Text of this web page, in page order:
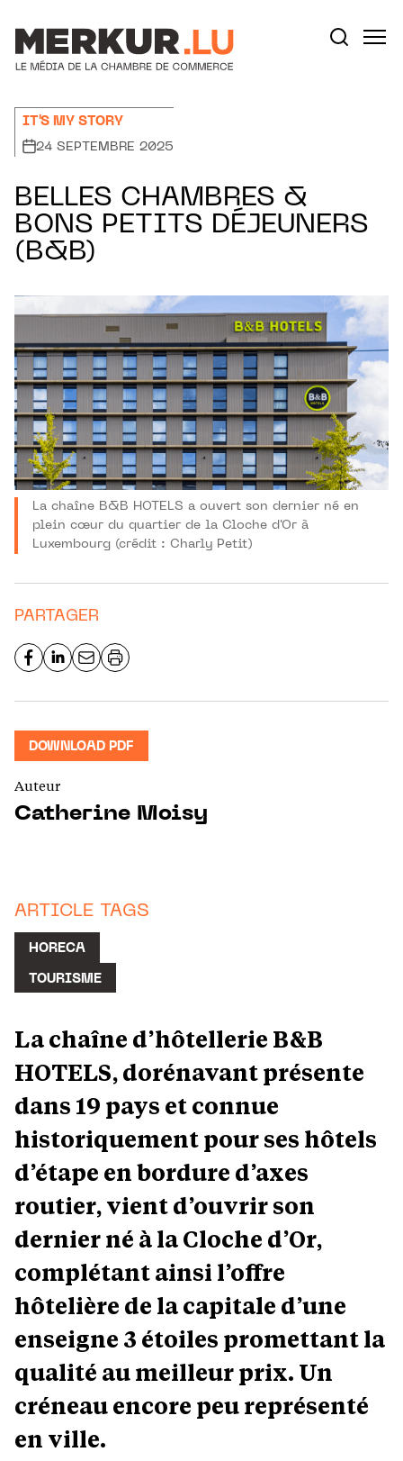
IT'S MY STORY
24 SEPTEMBRE 2025
BELLES CHAMBRES &
BONS PETITS DÉJEUNERS
(B&B)
La chaîne B&B HOTELS a ouvert son dernier né en
plein cœur du quartier de la Cloche d'Or à
Luxembourg (crédit : Charly Petit)
PARTAGER
DOWNLOAD PDF
Auteur
Catherine Moisy
ARTICLE TAGS
HORECA
TOURISME
La chaîne d’hôtellerie B&B
HOTELS, dorénavant présente
dans 19 pays et connue
historiquement pour ses hôtels
d’étape en bordure d’axes
routier, vient d’ouvrir son
dernier né à la Cloche d’Or,
complétant ainsi l’offre
hôtelière de la capitale d’une
enseigne 3 étoiles promettant la
qualité au meilleur prix. Un
créneau encore peu représenté
en ville.